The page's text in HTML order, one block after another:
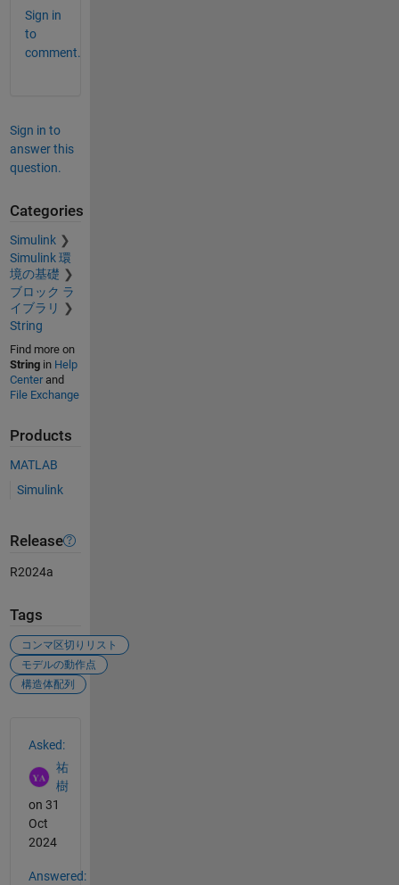
Sign in
to
comment.
Sign in to
answer this
question.
Categories
Simulink
Simulink 環
境の基礎
ブロック ラ
イブラリ
String
Find more on
Stringin Help
Centerand
File Exchange
Products
MATLAB
Simulink
Release
R2024a
Tags
コンマ区切りリスト
モデルの動作点
構造体配列
Asked:
祐
樹
on 31
Oct
2024
Answered: